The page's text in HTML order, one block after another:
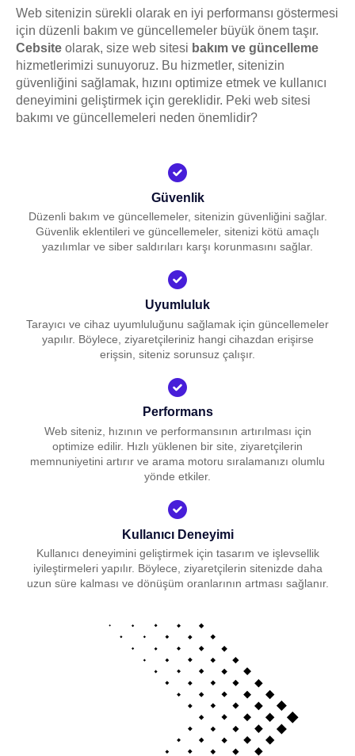
Web sitenizin sürekli olarak en iyi performansı göstermesi
için düzenli bakım ve güncellemeler büyük önem taşır.
Cebsite olarak, size web sitesi bakım ve güncelleme
hizmetlerimizi sunuyoruz. Bu hizmetler, sitenizin
güvenliğini sağlamak, hızını optimize etmek ve kullanıcı
deneyimini geliştirmek için gereklidir. Peki web sitesi
bakımı ve güncellemeleri neden önemlidir?
Güvenlik
Düzenli bakım ve güncellemeler, sitenizin güvenliğini sağlar.
Güvenlik eklentileri ve güncellemeler, sitenizi kötü amaçlı
yazılımlar ve siber saldırıları karşı korunmasını sağlar.
Uyumluluk
Tarayıcı ve cihaz uyumluluğunu sağlamak için güncellemeler
yapılır. Böylece, ziyaretçileriniz hangi cihazdan erişirse
erişsin, siteniz sorunsuz çalışır.
Performans
Web siteniz, hızının ve performansının artırılması için
optimize edilir. Hızlı yüklenen bir site, ziyaretçilerin
memnuniyetini artırır ve arama motoru sıralamanızı olumlu
yönde etkiler.
Kullanıcı Deneyimi
Kullanıcı deneyimini geliştirmek için tasarım ve işlevsellik
iyileştirmeleri yapılır. Böylece, ziyaretçilerin sitenizde daha
uzun süre kalması ve dönüşüm oranlarının artması sağlanır.